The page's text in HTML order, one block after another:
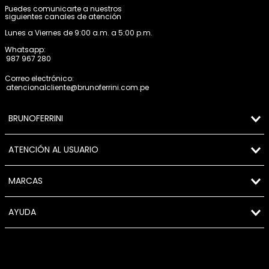
Puedes comunicarte a nuestros
siguientes canales de atención
Lunes a Viernes de 9:00 a.m. a 5:00 p.m.
Whatsapp:
987 967 280
Correo electrónico:
atencionalcliente@brunoferrini.com.pe
BRUNOFERRINI
ATENCIÓN AL USUARIO
MARCAS
AYUDA